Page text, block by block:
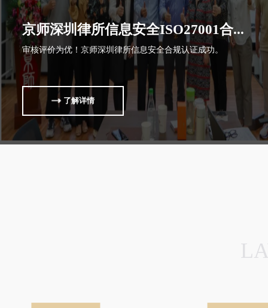
京师深圳律所信息安全ISO27001合...
审核评价为优！京师深圳律所信息安全合规认证成功。
了解详情